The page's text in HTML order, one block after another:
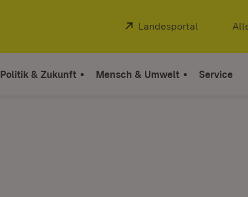
Extern:
Landesportal (Öffnet in
Politik & Zukunft Mensch & Umwelt Service